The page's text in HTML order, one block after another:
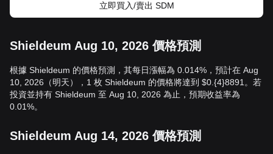
立即買入/賣出 SDM
Shieldeum Aug 10, 2026 價格預測
根據 Shieldeum 的價格預測，其每日漲幅為 0.014%，預計在 Aug
10, 2026（明天），1 枚 Shieldeum 的價格將達到 $0.{4}8891。若
投資並持有 Shieldeum 至 Aug 10, 2026 為止，預期收益率為
0.01%。
Shieldeum Aug 14, 2026 價格預測